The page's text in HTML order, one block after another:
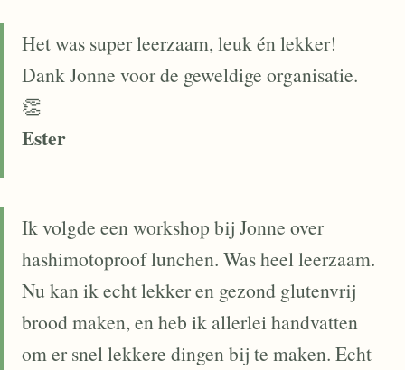
Het was super leerzaam, leuk én lekker!
Dank Jonne voor de geweldige organisatie.
👏
Ester
Ik volgde een workshop bij Jonne over
hashimotoproof lunchen. Was heel leerzaam.
Nu kan ik echt lekker en gezond glutenvrij
brood maken, en heb ik allerlei handvatten
om er snel lekkere dingen bij te maken. Echt